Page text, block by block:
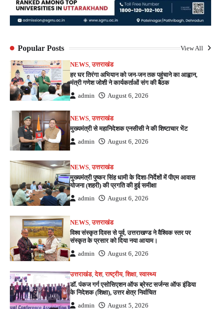
Popular Posts View All
NEWS,उत्तराखंड
हर घर तिरंगा अभियान को जन-जन तक पहुंचाने का आह्वान,
मंत्री गणेश जोशी ने कार्यकर्ताओं संग की बैठक
admin August 6, 2026
NEWS,उत्तराखंड
मुख्यमंत्री से महानिदेशक एनसीसी ने की शिष्टाचार भेंट
admin August 6, 2026
NEWS,उत्तराखंड
मुख्यमंत्री पुष्कर सिंह धामी के दिशा-निर्देशों में पीएम आवास
योजना (शहरी) की प्रगति की हुई समीक्षा
admin August 6, 2026
NEWS,उत्तराखंड
विश्व संस्कृत दिवस से पूर्व, उत्तराखण्ड ने वैश्विक स्तर पर
संस्कृत के प्रसार को दिया नया आयाम।
admin August 6, 2026
उत्तराखंड,देश,राष्ट्रीय,शिक्षा,स्वास्थ्य
डॉ. पंकज गर्ग एसोसिएशन ऑफ ब्रेस्ट सर्जन्स ऑफ इंडिया
के निदेशक (शिक्षा), उत्तर क्षेत्र निर्वाचित
admin August 5, 2026